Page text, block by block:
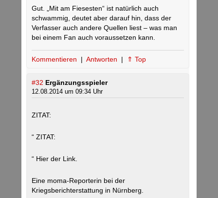
Gut. „Mit am Fiesesten“ ist natürlich auch
schwammig, deutet aber darauf hin, dass der
Verfasser auch andere Quellen liest – was man
bei einem Fan auch voraussetzen kann.
Kommentieren | Antworten | ⇑ Top
#32 Ergänzungsspieler
12.08.2014 um 09:34 Uhr
ZITAT:
“ ZITAT:
“ Hier der Link.
Eine moma-Reporterin bei der
Kriegsberichterstattung in Nürnberg.